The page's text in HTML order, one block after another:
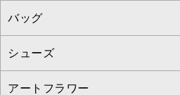
パーカー
タンクトップ・キャミソール
スウェット・ジャージー
サロペット・オールインワン
その他のパンツ
ショート・ミニ丈スカート
その他のスカート
セットアップ
セットアップジャケット
セットアップパンツ
ピーコート
ダッフルコート
チェスターコート
マスク
ストール・マフラー・スヌード
ベルト・サスペンダー
すべてのアクセサリー
ネックレス
ピアス・イヤリング
バッグ
すべてのバッグ
トートバッグ
シューズ
すべてのシューズ
アートフラワー